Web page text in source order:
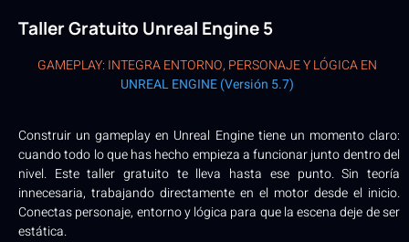
Taller Gratuito Unreal Engine 5
GAMEPLAY: INTEGRA ENTORNO, PERSONAJE Y LÓGICA EN
UNREAL ENGINE (Versión 5.7)
Construir un gameplay en Unreal Engine tiene un momento claro:
cuando todo lo que has hecho empieza a funcionar junto dentro del
nivel. Este taller gratuito te lleva hasta ese punto. Sin teoría
innecesaria, trabajando directamente en el motor desde el inicio.
Conectas personaje, entorno y lógica para que la escena deje de ser
estática.